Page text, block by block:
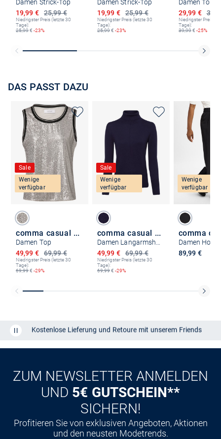
Damen Strick-Top
25,99 €
Ermäßigter Preis
19,99 €
Niedrigster Preis (letzte 30
Tage):
25,99€ -23%
Damen Strick-Top
25,99 €
Ermäßigter Preis
19,99 €
Niedrigster Preis (letzte 30
Tage):
25,99€ -23%
Damen Top
Ermäßigter
29,99 €
Niedrigster Preis
Tage):
39,99€ -25%
DAS PASST DAZU
Sale
Wenige
verfügbar
comma casual identity
Damen Top
69,99 €
Ermäßigter Preis
49,99 €
Niedrigster Preis (letzte 30
Tage):
69,99€ -29%
Sale
Wenige
verfügbar
comma casual identity
69,99 €
Ermäßigter Preis
49,99 €
Niedrigster Preis (letzte 30
Tage):
69,99€ -29%
Wenige
verfügbar
Damen Hose
89,99 €
Kostenlose Lieferung und Retoure mit unserem Friends
CLUB
Kauf aufRechnung
ZUM NEWSLETTER ANMELDEN
UND 5€ GUTSCHEIN**
SICHERN!
Profitieren Sie von exklusiven Angeboten, Aktionen
und den neusten Modetrends.